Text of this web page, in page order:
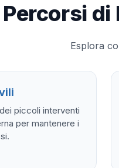
Percorsi
Esplora
piccoli interventi
per mantenere i